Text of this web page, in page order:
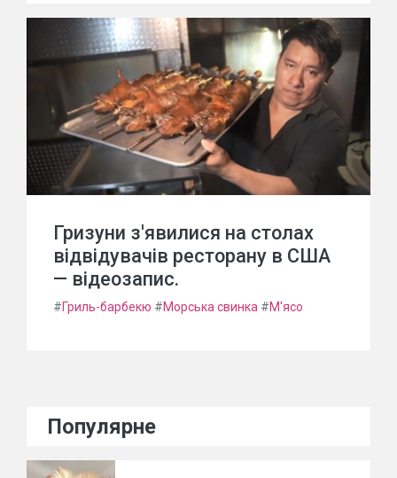
Гризуни з'явилися на столах
відвідувачів ресторану в США
— відеозапис.
#Гриль-барбекю #Морська свинка #М'ясо
Популярне